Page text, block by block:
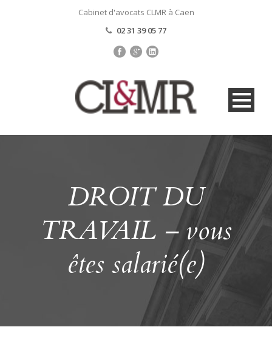
Cabinet d'avocats CLMR à Caen
02 31 39 05 77
DROIT DU
TRAVAIL – vous
êtes salarié(e)